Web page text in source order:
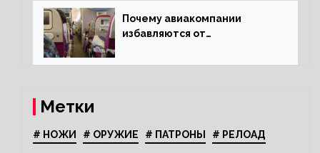
Почему авиакомпании
избавляются от
Метки
# НОЖИ # ОРУЖИЕ # ПАТРОНЫ # РЕЛОАД